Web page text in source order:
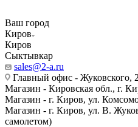
Ваш город
Киров
Киров
Сыктывкар
sales@2-a.ru
Главный офис - Жуковского,
Магазин - Кировская обл., г.
Магазин - г. Киров, ул.
Магазин - г. Киров, ул. В.
самолетом)